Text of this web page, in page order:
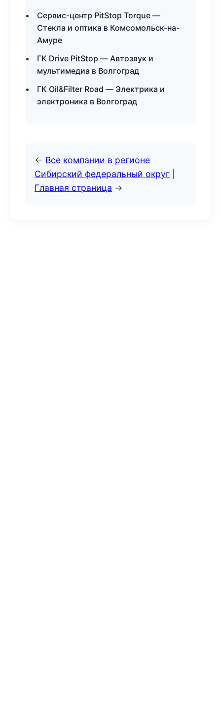
Сервис-центр PitStop Torque —
Стекла и оптика в Комсомольск-на-
Амуре
ГК Drive PitStop — Автозвук и
мультимедиа в Волгоград
ГК Oil&Filter Road — Электрика и
электроника в Волгоград
← Все компании в регионе
Сибирский федеральный округ
Главная страница →